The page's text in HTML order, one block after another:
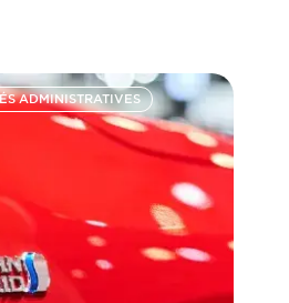
ADMINISTRATIVES